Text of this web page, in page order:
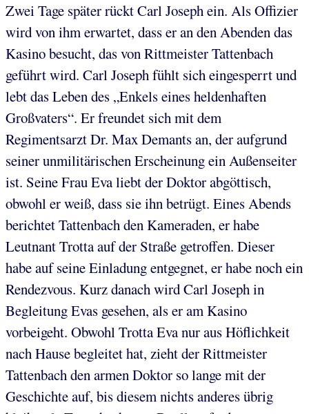
Zwei Tage später rückt Carl Joseph ein. Als Offizier
wird von ihm erwartet, dass er an den Abenden das
Kasino besucht, das von Rittmeister Tattenbach
geführt wird. Carl Joseph fühlt sich eingesperrt und
lebt das Leben des „Enkels eines heldenhaften
Großvaters“. Er freundet sich mit dem
Regimentsarzt Dr. Max Demants an, der aufgrund
seiner unmilitärischen Erscheinung ein Außenseiter
ist. Seine Frau Eva liebt der Doktor abgöttisch,
obwohl er weiß, dass sie ihn betrügt. Eines Abends
berichtet Tattenbach den Kameraden, er habe
Leutnant Trotta auf der Straße getroffen. Dieser
habe auf seine Einladung entgegnet, er habe noch ein
Rendezvous. Kurz danach wird Carl Joseph in
Begleitung Evas gesehen, als er am Kasino
vorbeigeht. Obwohl Trotta Eva nur aus Höflichkeit
nach Hause begleitet hat, zieht der Rittmeister
Tattenbach den armen Doktor so lange mit der
Geschichte auf, bis diesem nichts anderes übrig